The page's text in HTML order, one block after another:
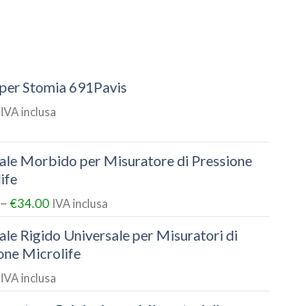
Stomia 691Pavis
IVA inclusa
Morbido per Misuratore di Pressione
– €34.00 IVA inclusa
Rigido Universale per Misuratori di
Microlife
IVA inclusa